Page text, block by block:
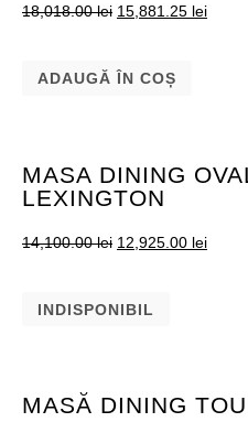
18,018.00lei 15,881.25 lei
ADAUGĂ ÎN COȘ
MASA DINING
LEXINGTON
14,100.00lei 12,925.00 lei
INDISPONIBIL
MASĂ DINING